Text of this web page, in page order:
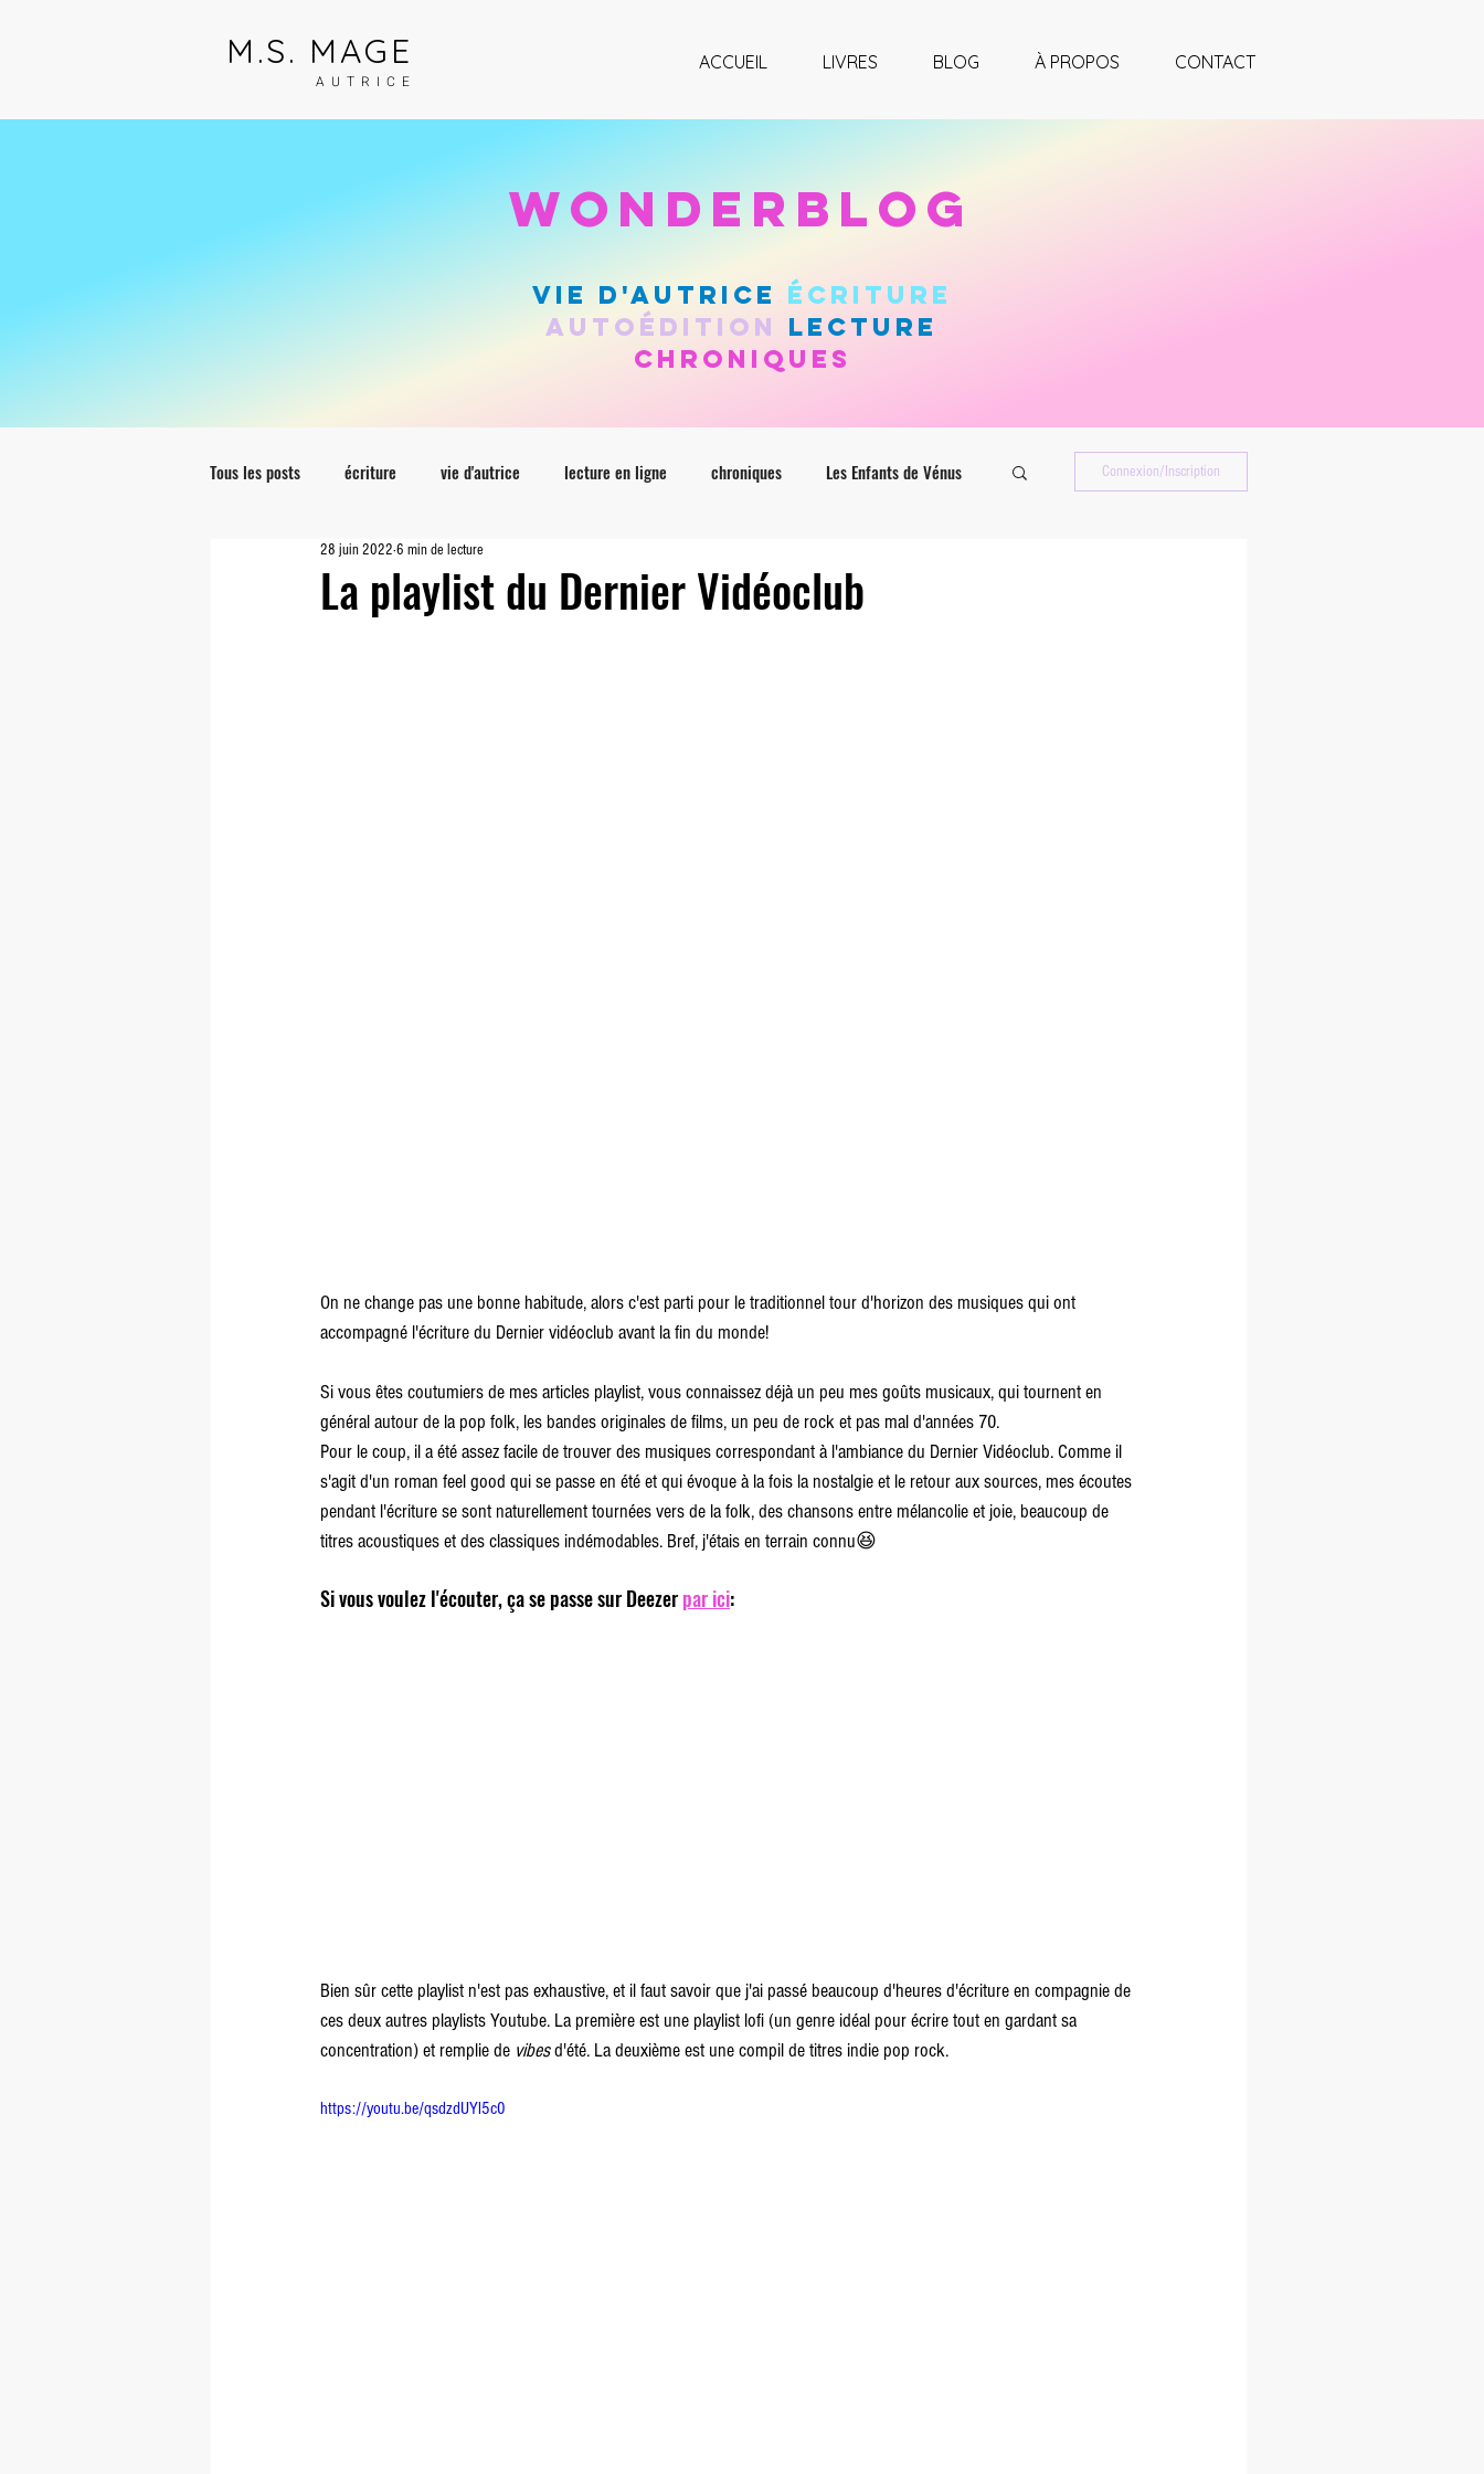
M.S. MAGE
AUTRICE
ACCUEIL LIVRES BLOG À PROPOS CONTACT
wonderblog
vie d'autrice Écriture
autoÉdition
lecture
chroniques
Tous les posts écriture vie d'autrice lecture en ligne chroniques Les Enfants de Vénus
Le Dernier Vidéoclub Planet Zoé
Connexion/Inscription
La playlist du Dernier Vidéoclub
28 juin 2022 6 min de lecture
On ne change pas une bonne habitude, alors c'est parti pour le traditionnel tour d'horizon des musiques qui ont
accompagné l'écriture du Dernier vidéoclub avant la fin du monde!
Si vous êtes coutumiers de mes articles playlist, vous connaissez déjà un peu mes goûts musicaux, qui tournent en
général autour de la pop folk, les bandes originales de films, un peu de rock et pas mal d'années 70.
Pour le coup, il a été assez facile de trouver des musiques correspondant à l'ambiance du Dernier Vidéoclub. Comme il
s'agit d'un roman feel good qui se passe en été et qui évoque à la fois la nostalgie et le retour aux sources, mes écoutes
pendant l'écriture se sont naturellement tournées vers de la folk, des chansons entre mélancolie et joie, beaucoup de
titres acoustiques et des classiques indémodables. Bref, j'étais en terrain connu😆
Si vous voulez l'écouter, ça se passe sur Deezer par ici:
Bien sûr cette playlist n'est pas exhaustive, et il faut savoir que j'ai passé beaucoup d'heures d'écriture en compagnie de
ces deux autres playlists Youtube. La première est une playlist lofi (un genre idéal pour écrire tout en gardant sa
concentration) et remplie de vibes d'été. La deuxième est une compil de titres indie pop rock.
https://youtu.be/qsdzdUYl5c0